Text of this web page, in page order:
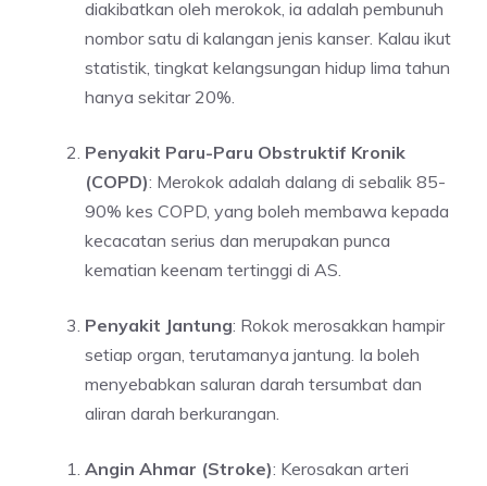
diakibatkan oleh merokok, ia adalah pembunuh
nombor satu di kalangan jenis kanser. Kalau ikut
statistik, tingkat kelangsungan hidup lima tahun
hanya sekitar 20%.
Penyakit Paru-Paru Obstruktif Kronik
(COPD): Merokok adalah dalang di sebalik 85-
90% kes COPD, yang boleh membawa kepada
kecacatan serius dan merupakan punca
kematian keenam tertinggi di AS.
Penyakit Jantung: Rokok merosakkan hampir
setiap organ, terutamanya jantung. Ia boleh
menyebabkan saluran darah tersumbat dan
aliran darah berkurangan.
Angin Ahmar (Stroke): Kerosakan arteri